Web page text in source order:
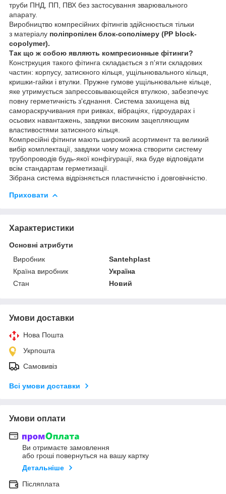
труби ПНД, ПП, ПВХ без застосування зварювального
апарату.
Виробництво компресійних фітингів здійснюється тільки
з матеріалу поліпропілен блок-сополімеру (PP block-
copolymer).
Так що ж собою являють компресионные фітинги?
Констркуция такого фітинга складається з п'яти складових
частин: корпусу, затискного кільця, ущільнювального кільця,
кришки-гайки і втулки. Пружне гумове ущільнювальне кільце,
яке утримується запрессовывающейся втулкою, забезпечує
повну герметичність з'єднання. Система захищена від
самораскручивания при ривках, вібраціях, гідроударах і
осьових навантажень, завдяки високим зацепляющим
властивостями затискного кільця.
Компресійні фітинги мають широкий асортимент та великий
вибір комплектації, завдяки чому можна створити систему
трубопроводів будь-якої конфігурації, яка буде відповідати
всім стандартам герметизації.
Зібрана система відрізняється пластичністю і довговічністю.
Приховати
Характеристики
Основні атрибути
Виробник
Santehplast
Країна виробник
Україна
Стан
Новий
Умови доставки
Нова Пошта
Укрпошта
Самовивіз
Всі умови доставки
Умови оплати
Ви отримаєте замовлення
або гроші повернуться на вашу картку
Детальніше
Післяплата